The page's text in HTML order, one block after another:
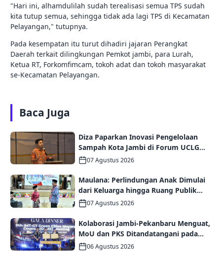
"Hari ini, alhamdulilah sudah terealisasi semua TPS sudah
kita tutup semua, sehingga tidak ada lagi TPS di Kecamatan
Pelayangan," tutupnya.
Pada kesempatan itu turut dihadiri jajaran Perangkat
Daerah terkait dilingkungan Pemkot jambi, para Lurah,
Ketua RT, Forkomfimcam, tokoh adat dan tokoh masyarakat
se-Kecamatan Pelayangan.
Baca Juga
Diza Paparkan Inovasi Pengelolaan
Sampah Kota Jambi di Forum UCLG
ASPAC, Dorong Kolaborasi Menuju
07 Agustus 2026
Maulana: Perlindungan Anak Dimulai
dari Keluarga hingga Ruang Publik
yang Ramah
07 Agustus 2026
Kolaborasi Jambi-Pekanbaru Menguat,
MoU dan PKS Ditandatangani pada
Gala Dinner GCMC IMT-GT ke-9 Tahun
06 Agustus 2026